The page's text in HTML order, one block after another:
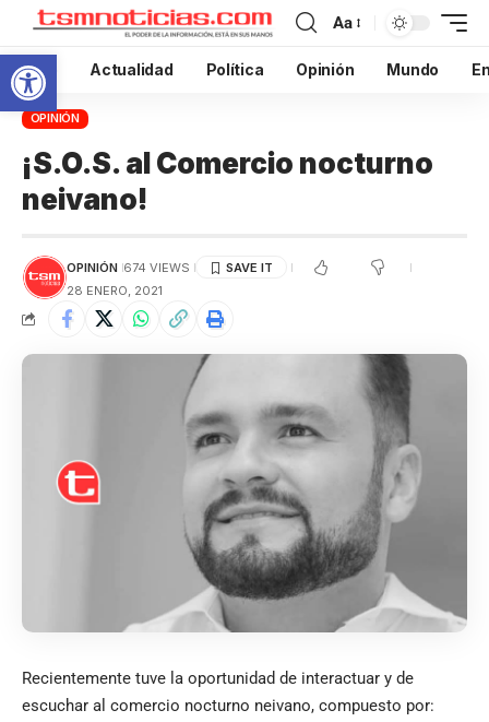
Abrir barra de herramientas
Aa
Inicio Actualidad Política Opinión Mundo
OPINIÓN
¡S.O.S. al Comercio nocturno
neivano!
OPINIÓN 674 VIEWS
28 ENERO, 2021
Recientemente tuve la oportunidad de interactuar y de
escuchar al comercio nocturno neivano, compuesto por: